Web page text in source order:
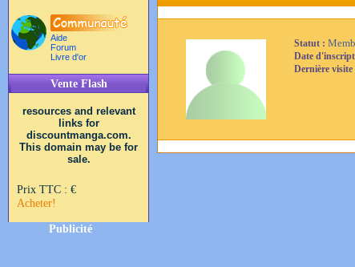
Aide
Forum
Livre d'or
Vente Flash
resources and relevant
links for
discountmanga.com.
This domain may be for
sale.
Prix TTC : €
Acheter!
Publicité
Statut :
Date
Dernière visite